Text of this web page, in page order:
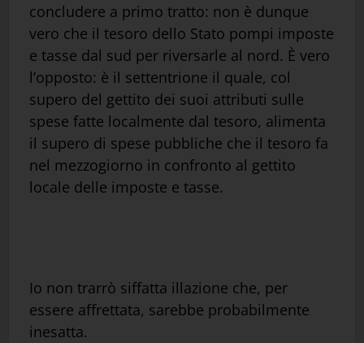
concludere a primo tratto: non è dunque
vero che il tesoro dello Stato pompi imposte
e tasse dal sud per riversarle al nord. È vero
l’opposto: è il settentrione il quale, col
supero del gettito dei suoi attributi sulle
spese fatte localmente dal tesoro, alimenta
il supero di spese pubbliche che il tesoro fa
nel mezzogiorno in confronto al gettito
locale delle imposte e tasse.
Io non trarrò siffatta illazione che, per
essere affrettata, sarebbe probabilmente
inesatta.